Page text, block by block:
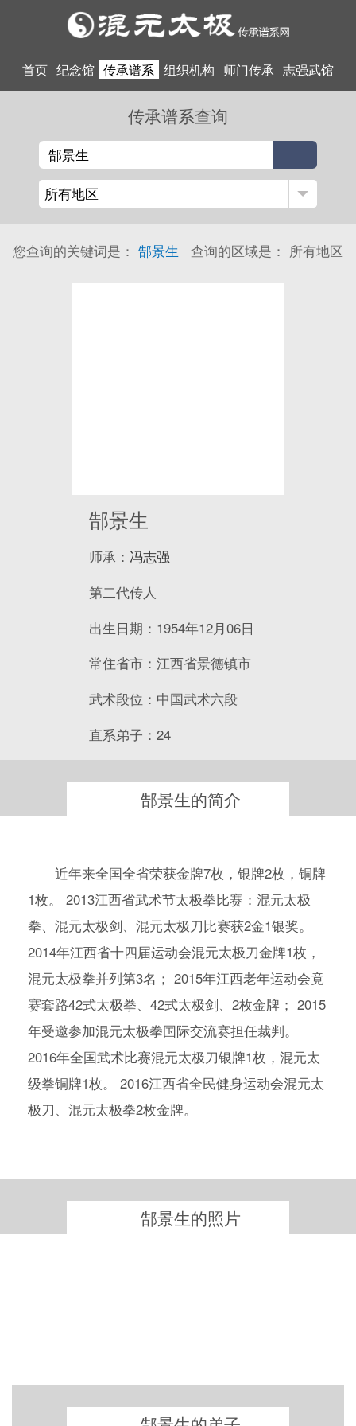
首页 纪念馆 传承谱系 组织机构 师门传承 志强武馆
传承谱系查询
您查询的关键词是： 郜景生 查询的区域是： 所有地区
郜景生
师承： 冯志强
第二代传人
出生日期：1954年12月06日
常住省市：江西省景德镇市
武术段位：中国武术六段
直系弟子：24
郜景生的简介
近年来全国全省荣获金牌7枚，银牌2枚，铜牌
1枚。 2013江西省武术节太极拳比赛：混元太极
拳、混元太极剑、混元太极刀比赛获2金1银奖。
2014年江西省十四届运动会混元太极刀金牌1枚，
混元太极拳并列第3名； 2015年江西老年运动会竟
赛套路42式太极拳、42式太极剑、2枚金牌； 2015
年受邀参加混元太极拳国际交流赛担任裁判。
2016年全国武术比赛混元太极刀银牌1枚，混元太
级拳铜牌1枚。 2016江西省全民健身运动会混元太
极刀、混元太极拳2枚金牌。
郜景生的照片